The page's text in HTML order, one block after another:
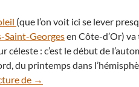
(que l’on voit ici se lever
Saint-Georgesen Côte-d’Or)
céleste : c’est le début de
du printemps dans
de Changement de saison le
→